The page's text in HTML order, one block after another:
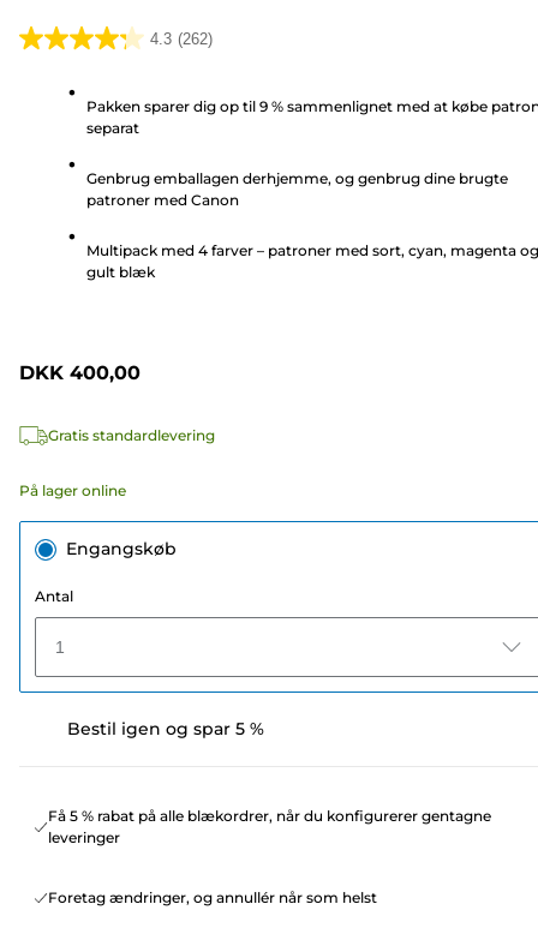
4.3 (262)
4.3
stjerner.
Pakken sparer dig op til 9 % sammenlignet med at købe
separat
Genbrug emballagen derhjemme, og genbrug dine brugte
patroner med Canon
Multipack med 4 farver – patroner med sort, cyan, magenta og
gult blæk
DKK 400,00
Gratis standardlevering
På lager online
Engangskøb
Antal
1
Bestil igen og spar 5 %
Få 5 % rabat på alle blækordrer, når du konfigurerer gentagne
leveringer
Foretag ændringer, og annullér når som helst